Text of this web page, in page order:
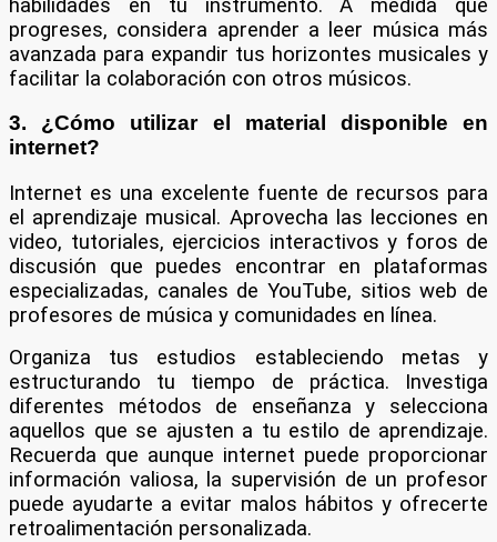
habilidades en tu instrumento. A medida que
progreses, considera aprender a leer música más
avanzada para expandir tus horizontes musicales y
facilitar la colaboración con otros músicos.
3. ¿Cómo utilizar el material disponible en
internet?
Internet es una excelente fuente de recursos para
el aprendizaje musical. Aprovecha las lecciones en
video, tutoriales, ejercicios interactivos y foros de
discusión que puedes encontrar en plataformas
especializadas, canales de YouTube, sitios web de
profesores de música y comunidades en línea.
Organiza tus estudios estableciendo metas y
estructurando tu tiempo de práctica. Investiga
diferentes métodos de enseñanza y selecciona
aquellos que se ajusten a tu estilo de aprendizaje.
Recuerda que aunque internet puede proporcionar
información valiosa, la supervisión de un profesor
puede ayudarte a evitar malos hábitos y ofrecerte
retroalimentación personalizada.